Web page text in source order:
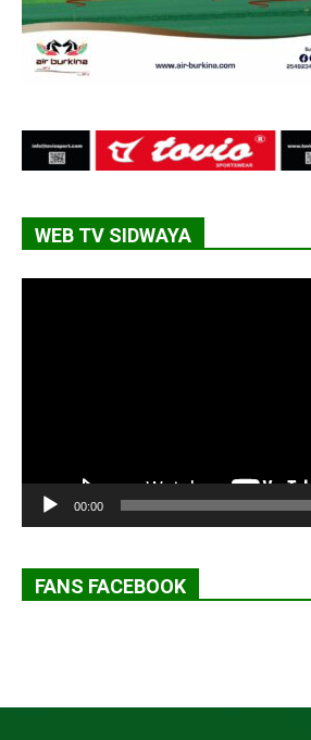
WEB TV SIDWAYA
00:00
FANS FACEBOOK